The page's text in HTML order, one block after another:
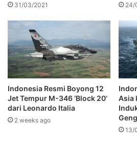
31/03/2021 24/
Indonesia Resmi Boyong 12
Jet Tempur M-346 ‘Block 20’
dari Leonardo Italia
2 weeks ago
Asia
13/